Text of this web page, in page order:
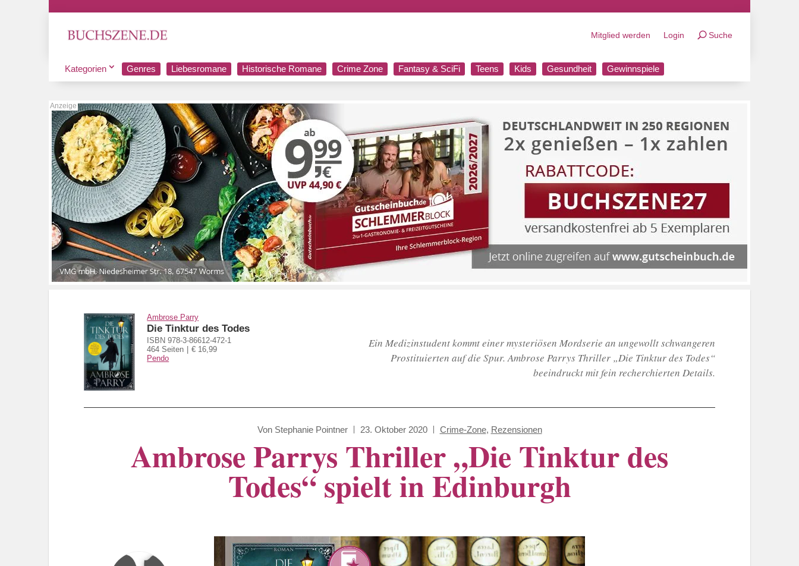
Mitglied werden Login Suche
Kategorien Genres Liebesromane Historische Romane Crime Zone Fantasy & SciFi Teens Kids Gesundheit Gewinnspiele
Ambrose Parry
Die Tinktur des Todes
ISBN 978-3-86612-472-1
464 Seiten
€ 16,99
Pendo
Ein Medizinstudent kommt einer mysteriösen Mordserie an ungewollt schwangeren
Prostituierten auf die Spur. Ambrose Parrys Thriller „Die Tinktur des Todes“
beeindruckt mit fein recherchierten Details.
Von Stephanie Pointner 23. Oktober 2020 Crime-Zone, Rezensionen
Ambrose Parrys Thriller „Die Tinktur des
Todes“ spielt in Edinburgh